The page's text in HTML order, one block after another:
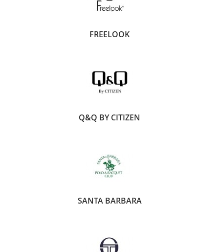
FREELOOK
Q&Q BY CITIZEN
SANTA BARBARA